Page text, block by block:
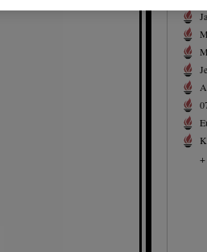
+
charakterystyki urządzenia
do nich. Spersonalizowane reklamy